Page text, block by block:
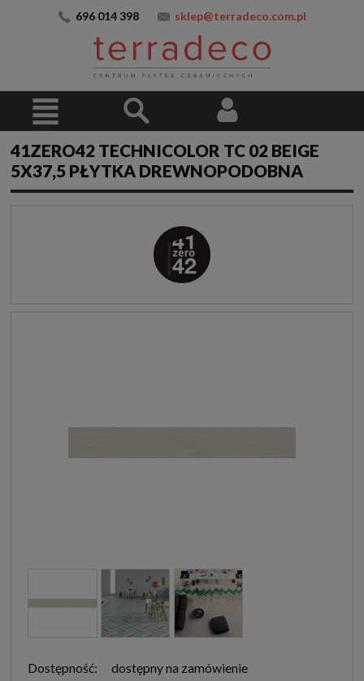
696 014 398 sklep@terradeco.com.pl
41ZERO42 TECHNICOLOR TC 02 BEIGE
5X37,5 PŁYTKA DREWNOPODOBNA
Dostępność:
dostępny na zamówienie